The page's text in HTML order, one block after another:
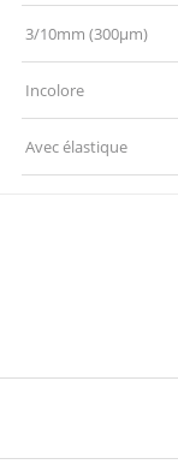
3/10mm (300µm)
Incolore
Avec élastique